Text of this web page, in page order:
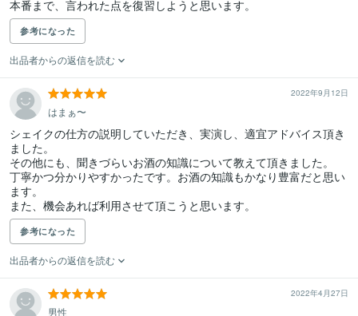
参考になった
出品者からの返信を読む
2022年9月12日
はまぁ〜
シェイクの仕方の説明していただき、実演し、適宜アドバイス頂き
ました。
その他にも、聞きづらいお酒の知識について教えて頂きました。
丁寧かつ分かりやすかったです。お酒の知識もかなり豊富だと思い
ます。
また、機会あれば利用させて頂こうと思います。
参考になった
出品者からの返信を読む
2022年4月27日
男性